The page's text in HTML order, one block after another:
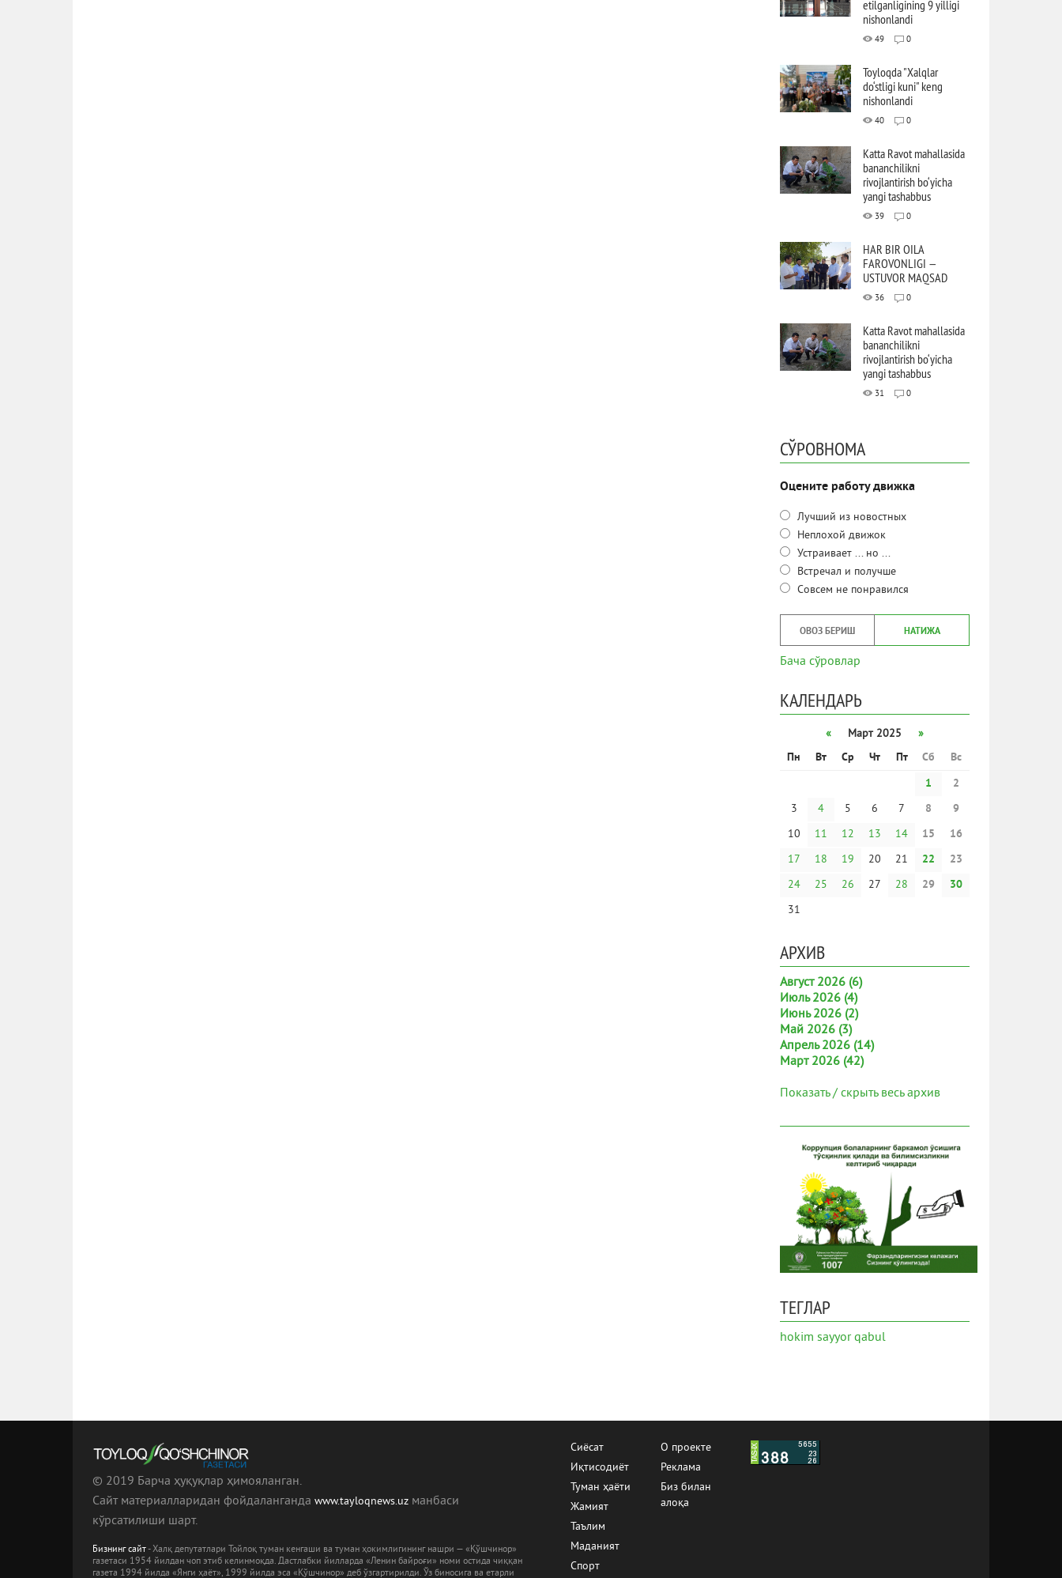
etilganligining 9 yilligi
nishonlandi
49 0
Toyloqda "Xalqlar
do‘stligi kuni" keng
nishonlandi
40 0
Katta Ravot mahallasida
bananchilikni
rivojlantirish bo‘yicha
yangi tashabbus
39 0
HAR BIR OILA
FAROVONLIGI —
USTUVOR MAQSAD
36 0
Katta Ravot mahallasida
bananchilikni
rivojlantirish bo‘yicha
yangi tashabbus
31 0
СЎРОВНОМА
Оцените работу движка
Лучший из новостных
Неплохой движок
Устраивает ... но ...
Встречал и получше
Совсем не понравился
ОВОЗ БЕРИШ НАТИЖА
Бача сўровлар
КАЛЕНДАРЬ
« Март 2025
»
Пн
Вт Ср Чт Пт Сб
Вс
1
2
3
4 5 6 7 8
9
10
11 12 13 14 15
16
17
18 19 20 21 22
23
24
25 26 27 28 29
30
31
АРХИВ
Август 2026 (6)
Июль 2026 (4)
Июнь 2026 (2)
Май 2026 (3)
Апрель 2026 (14)
Март 2026 (42)
Показать / скрыть весь архив
ТЕГЛАР
hokim sayyor qabul
© 2019 Барча ҳуқуқлар ҳимояланган.
Сайт материалларидан фойдаланганда www.tayloqnews.uz манбаcи
кўрсатилиши шарт.
Бизнинг сайт- Халқ депутатлари Тойлоқ туман кенгаши ва туман ҳокимлигининг нашри — «Қўшчинор»
газетаси 1954 йилдан чоп этиб келинмоқда. Дастлабки йилларда «Ленин байроғи» номи остида чиққан
газета 1994 йилда «Янги ҳаёт», 1999 йилда эса «Қўшчинор» деб ўзгартирилди. Ўз биносига ва етарли
Сиёсат
Иқтисодиёт
Туман ҳаёти
Жамият
Таълим
Маданият
Спорт
О проекте
Реклама
Биз билан
алоқа